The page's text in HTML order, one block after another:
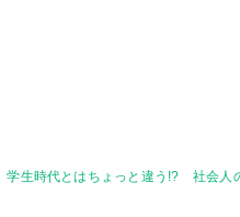
学生時代とはちょっと違う!? 社会人